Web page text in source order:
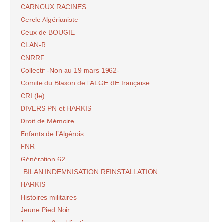
CARNOUX RACINES
Cercle Algérianiste
Ceux de BOUGIE
CLAN-R
CNRRF
Collectif -Non au 19 mars 1962-
Comité du Blason de l’ALGERIE française
CRI (le)
DIVERS PN et HARKIS
Droit de Mémoire
Enfants de l’Algérois
FNR
Génération 62
BILAN INDEMNISATION REINSTALLATION
HARKIS
Histoires militaires
Jeune Pied Noir